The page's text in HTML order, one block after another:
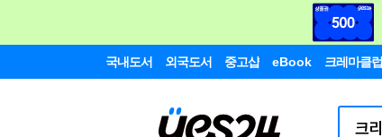
국내도서 외국도서 중고샵 eBook 크레마클럽